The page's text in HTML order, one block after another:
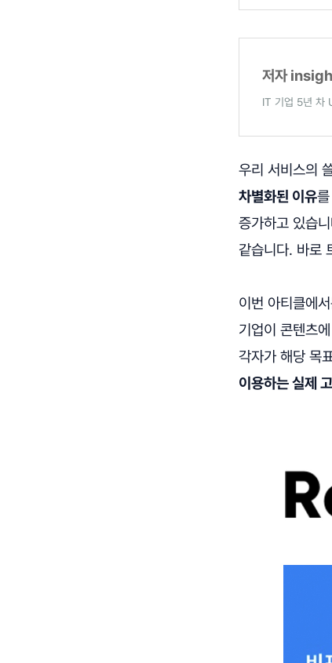
저자
IT 기업 5년 차
우리 서비스의
차별화된 이유
증가하고 있습
같습니다. 바로
이번 아티클에
기업이 콘텐츠
각자가 해당 목
이용하는 실제